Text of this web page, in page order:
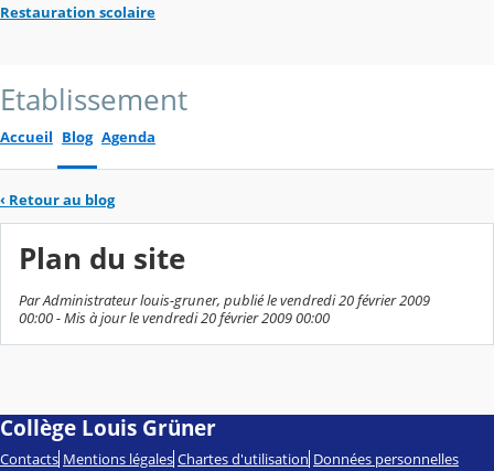
Restauration scolaire
Etablissement
Accueil Blog Agenda
‹ Retour au blog
Plan du site
Par Administrateur louis-gruner, publié le vendredi 20 février 2009
00:00 - Mis à jour le vendredi 20 février 2009 00:00
Collège Louis Grüner
Contacts Mentions légales Chartes d'utilisation Données personnelles